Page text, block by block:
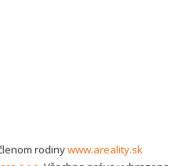
rodinywww.areality.sk